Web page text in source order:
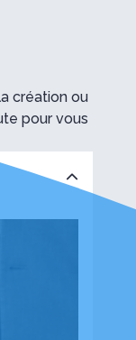
création ou
pour vous